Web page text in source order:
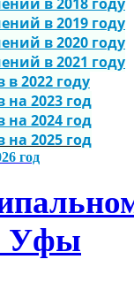
в 2019 году
в 2020 году
в 2021 году
2022 году
2023 год
2024 год
2025 год
год
Уфы